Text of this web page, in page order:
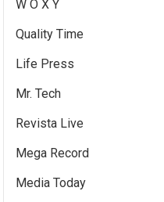
W O X Y
Quality Time
Life Press
Mr. Tech
Revista Live
Mega Record
Media Today